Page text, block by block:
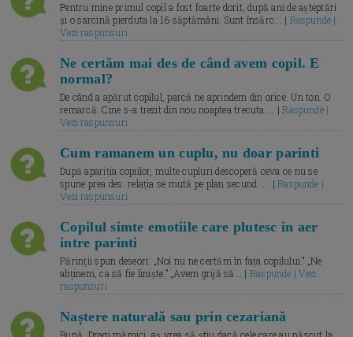
Pentru mine primul copil a fost foarte dorit, după ani de așteptări
și o sarcină pierduta la 16 săptămâni. Sunt însărc... | Raspunde |
Vezi raspunsuri
Ne certăm mai des de când avem copil. E
normal?
De când a apărut copilul, parcă ne aprindem din orice. Un ton. O
remarcă. Cine s-a trezit din nou noaptea trecuta.... |Raspunde |
Vezi raspunsuri
Cum ramanem un cuplu, nu doar parinti
După apariția copiilor, multe cupluri descoperă ceva ce nu se
spune prea des: relația se mută pe plan secund. ... |Raspunde |
Vezi raspunsuri
Copilul simte emotiile care plutesc in aer
intre parinti
Părinții spun deseori: „Noi nu ne certăm în fața copilului.” „Ne
abținem, ca să fie liniște.” „Avem grijă să... | Raspunde | Vezi
raspunsuri
Naștere naturală sau prin cezariană